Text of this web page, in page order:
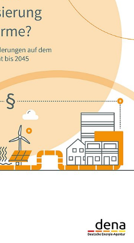
der
den Weg der heute noch
zur Klimaneutralität bis